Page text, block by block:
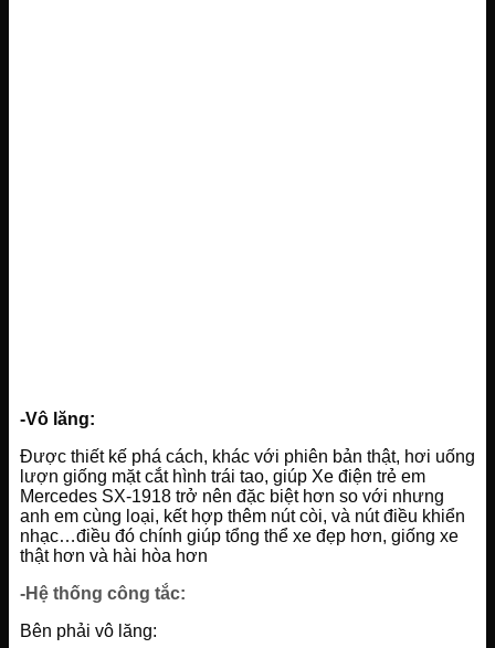
-Vô lăng:
Được thiết kế phá cách, khác với phiên bản thật, hơi uống
lượn giống mặt cắt hình trái tao, giúp Xe điện trẻ em
Mercedes SX-1918 trở nên đặc biệt hơn so với nhưng
anh em cùng loại, kết hợp thêm nút còi, và nút điều khiển
nhạc…điều đó chính giúp tổng thể xe đẹp hơn, giống xe
thật hơn và hài hòa hơn
-Hệ thống công tắc:
Bên phải vô lăng: